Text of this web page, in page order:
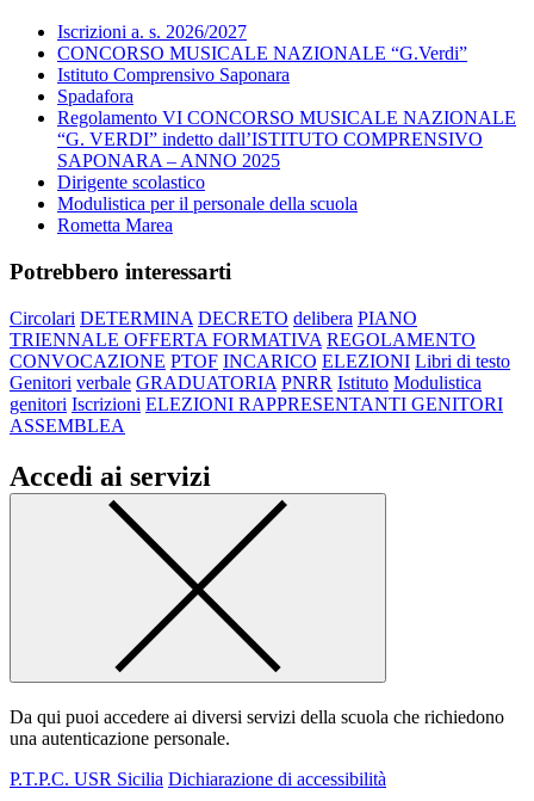
Iscrizioni a. s. 2026/2027
CONCORSO MUSICALE NAZIONALE “G.Verdi”
Istituto Comprensivo Saponara
Spadafora
Regolamento VI CONCORSO MUSICALE NAZIONALE
“G. VERDI” indetto dall’ISTITUTO COMPRENSIVO
SAPONARA – ANNO 2025
Dirigente scolastico
Modulistica per il personale della scuola
Rometta Marea
Potrebbero interessarti
Circolari DETERMINA DECRETO delibera PIANO
TRIENNALE OFFERTA FORMATIVA REGOLAMENTO
CONVOCAZIONE PTOF INCARICO ELEZIONI Libri di testo
Genitori verbale GRADUATORIA PNRR Istituto Modulistica
genitori Iscrizioni ELEZIONI RAPPRESENTANTI GENITORI
ASSEMBLEA
Accedi ai servizi
Da qui puoi accedere ai diversi servizi della scuola che richiedono
una autenticazione personale.
P.T.P.C. USR Sicilia Dichiarazione di accessibilità